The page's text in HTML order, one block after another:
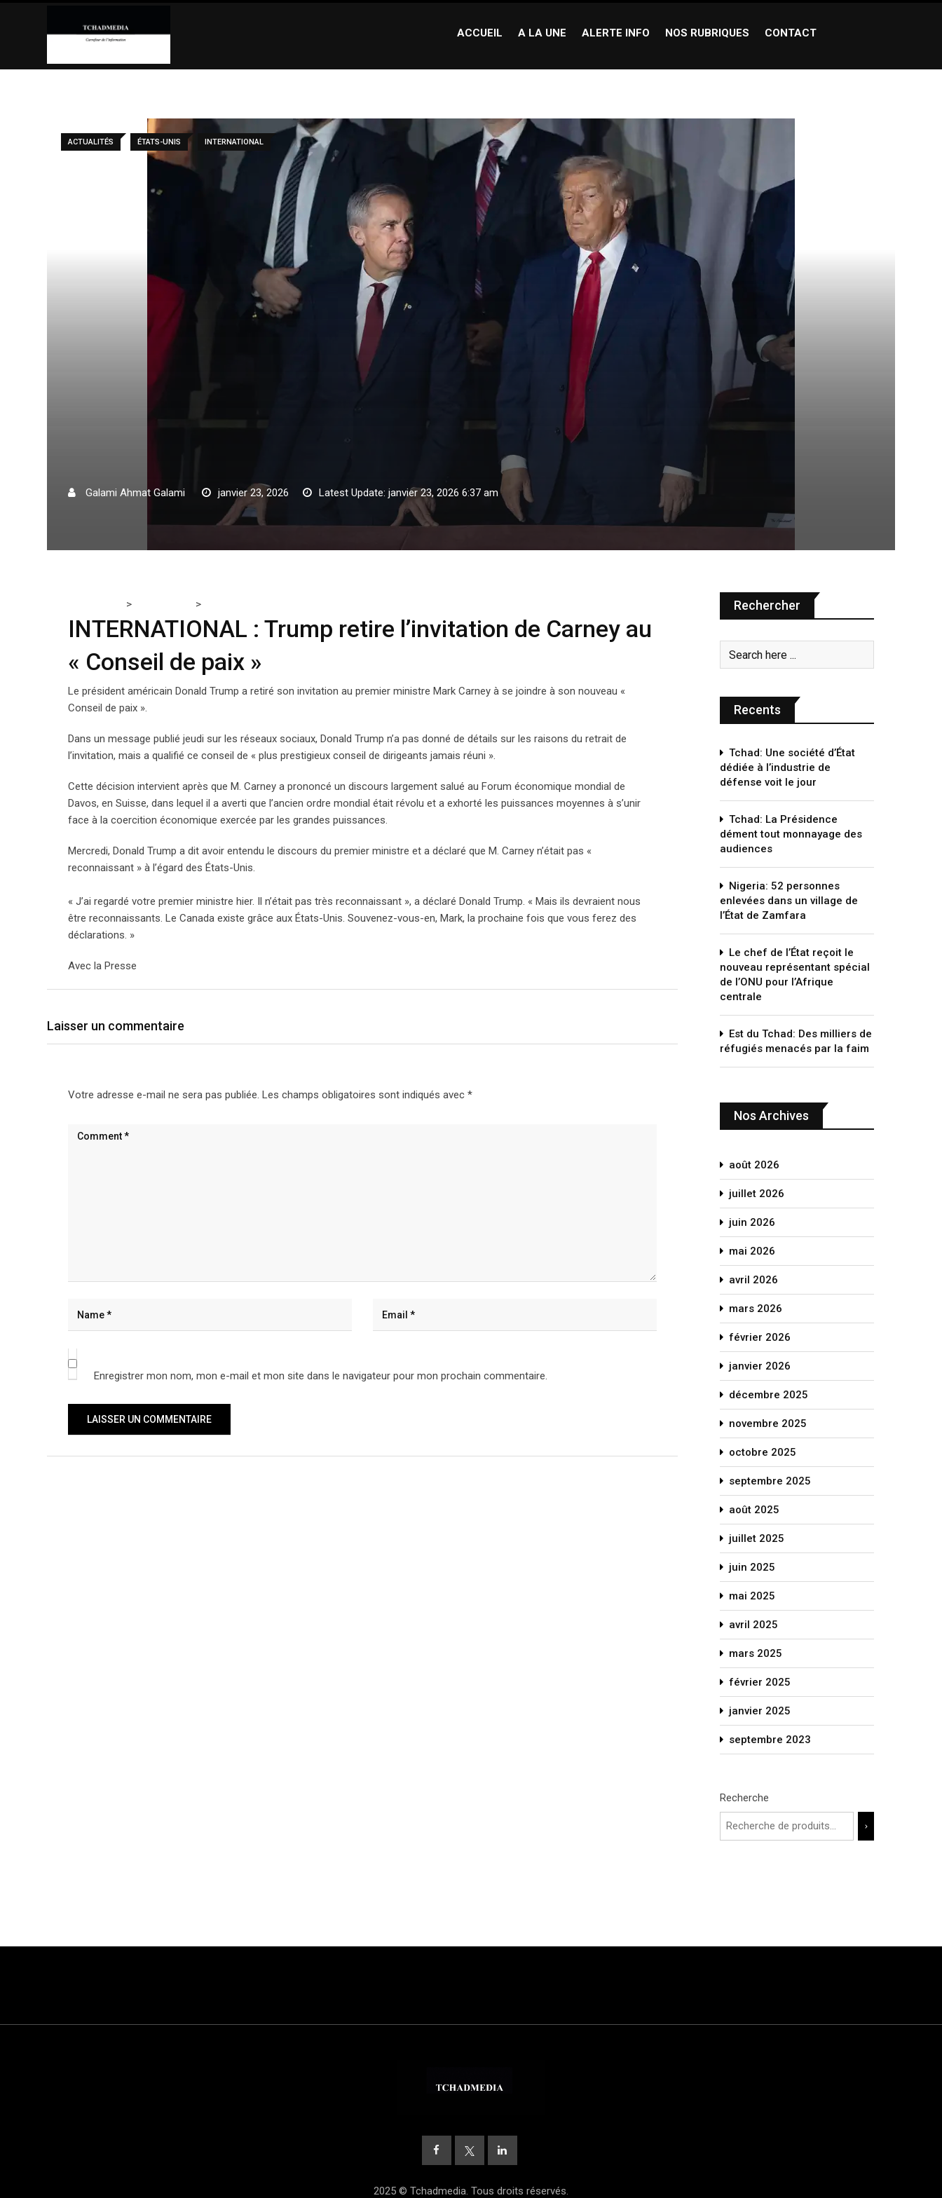
ACCUEIL A LA UNE ALERTE INFO NOS RUBRIQUES CONTACT
ACTUALITÉS ÉTATS-UNIS INTERNATIONAL
Galami Ahmat Galami janvier 23, 2026 Latest Update: janvier 23, 2026 6:37 am
> >
INTERNATIONAL : Trump retire l’invitation de Carney au
« Conseil de paix »
Le président américain Donald Trump a retiré son invitation au premier ministre Mark Carney à se joindre à son nouveau «
Conseil de paix ».
Dans un message publié jeudi sur les réseaux sociaux, Donald Trump n’a pas donné de détails sur les raisons du retrait de
l’invitation, mais a qualifié ce conseil de « plus prestigieux conseil de dirigeants jamais réuni ».
Cette décision intervient après que M. Carney a prononcé un discours largement salué au Forum économique mondial de
Davos, en Suisse, dans lequel il a averti que l’ancien ordre mondial était révolu et a exhorté les puissances moyennes à s’unir
face à la coercition économique exercée par les grandes puissances.
Mercredi, Donald Trump a dit avoir entendu le discours du premier ministre et a déclaré que M. Carney n’était pas «
reconnaissant » à l’égard des États-Unis.
« J’ai regardé votre premier ministre hier. Il n’était pas très reconnaissant », a déclaré Donald Trump. « Mais ils devraient nous
être reconnaissants. Le Canada existe grâce aux États-Unis. Souvenez-vous-en, Mark, la prochaine fois que vous ferez des
déclarations. »
Avec la Presse
Laisser un commentaire
Votre adresse e-mail ne sera pas publiée. Les champs obligatoires sont indiqués avec *
Enregistrer mon nom, mon e-mail et mon site dans le navigateur pour mon prochain commentaire.
Rechercher
Recents
Tchad: Une société d’État
dédiée à l’industrie de
défense voit le jour
Tchad: La Présidence
dément tout monnayage des
audiences
Nigeria: 52 personnes
enlevées dans un village de
l’État de Zamfara
Le chef de l’État reçoit le
nouveau représentant spécial
de l’ONU pour l’Afrique
centrale
Est du Tchad: Des milliers de
réfugiés menacés par la faim
Nos Archives
août 2026
juillet 2026
juin 2026
mai 2026
avril 2026
mars 2026
février 2026
janvier 2026
décembre 2025
novembre 2025
octobre 2025
septembre 2025
août 2025
juillet 2025
juin 2025
mai 2025
avril 2025
mars 2025
février 2025
janvier 2025
septembre 2023
Recherche
2025 © Tchadmedia. Tous droits réservés.